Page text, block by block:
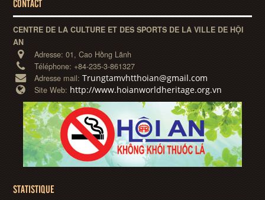
CONTACT
CENTRE DE LA CULTURE ET DES SPORTS DE LA VILLE DE HỘI
AN
Adresse:01, Cao Hồng Lãnh
Téléphone:+84-235-3-861327
Adresse mail:Trungtamvhtthoian@gmail.com
Site Web: http://www.hoianworldheritage.org.vn
STATISTIQUE